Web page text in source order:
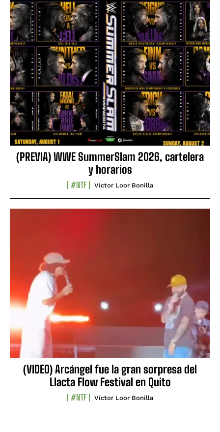
(PREVIA) WWE SummerSlam 2026, cartelera
y horarios
#NTF Víctor Loor Bonilla
(VIDEO) Arcángel fue la gran sorpresa del
Llacta Flow Festival en Quito
#NTF Víctor Loor Bonilla